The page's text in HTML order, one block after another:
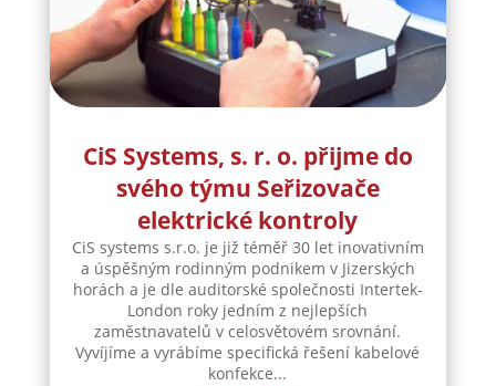
CiS Systems, s. r. o. přijme do
svého týmu Seřizovače
elektrické kontroly
CiS systems s.r.o. je již téměř 30 let inovativním
a úspěšným rodinným podnikem v Jizerských
horách a je dle auditorské společnosti Intertek-
London roky jedním z nejlepších
zaměstnavatelů v celosvětovém srovnání.
Vyvíjíme a vyrábíme specifická řešení kabelové
konfekce...